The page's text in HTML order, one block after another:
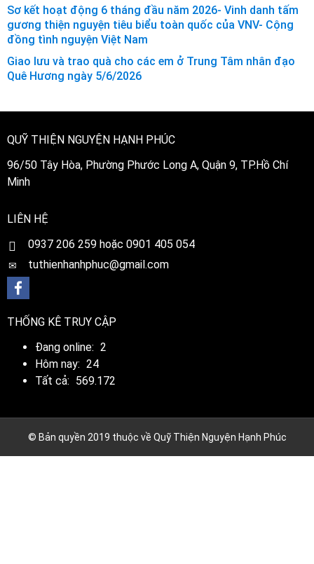
Sơ kết hoạt động 6 tháng đầu năm 2026- Vinh danh tấm
gương thiện nguyện tiêu biểu toàn quốc của VNV- Cộng
đồng tình nguyện Việt Nam
Giao lưu và trao quà cho các em ở Trung Tâm nhân đạo
Quê Hương ngày 5/6/2026
QUỸ THIỆN NGUYỆN HẠNH PHÚC
96/50 Tây Hòa, Phường Phước Long A, Quận 9, TP.Hồ Chí
Minh
LIÊN HỆ
0937 206 259 hoặc 0901 405 054
tuthienhanhphuc@gmail.com
THỐNG KÊ TRUY CẬP
Đang online: 2
Hôm nay: 24
Tất cả: 569.172
© Bản quyền 2019 thuộc về Quỹ Thiện Nguyện Hạnh Phúc